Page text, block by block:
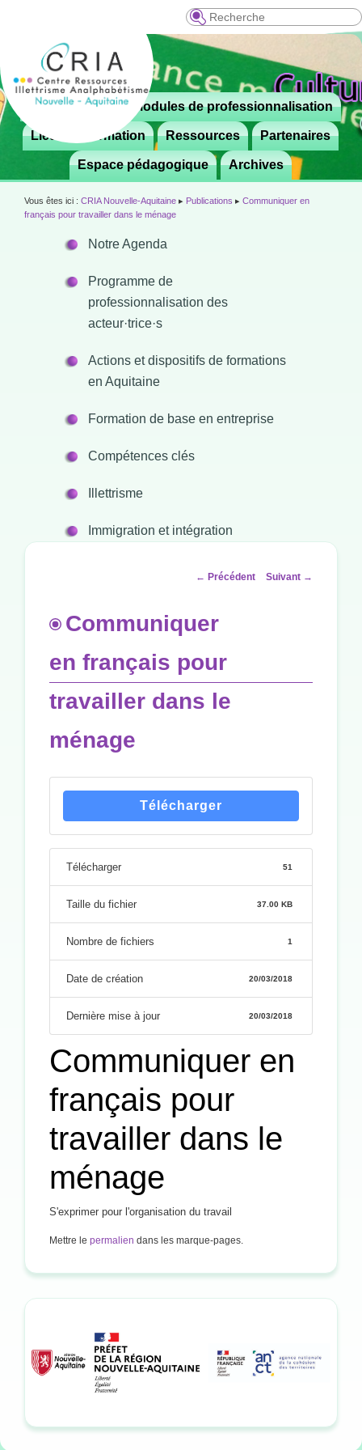
Recherche
Menu
principal
Aller
contenu
principal
 Le CRIA Modules de professionnalisation
Lieux de formation Ressources Partenaires
Espace pédagogique Archives
Vous êtes ici : CRIA Nouvelle-Aquitaine ▸ Publications ▸ Communiquer en
français pour travailler dans le ménage
Notre Agenda
Programme de
professionnalisation des
acteur·trice·s
Actions et dispositifs de formations
en Aquitaine
Formation de base en entreprise
Compétences clés
Illettrisme
Immigration et intégration
Navigation
← Précédent Suivant →
Communiquer
en français pour
travailler dans le
ménage
Télécharger
Télécharger 51
Taille du fichier 37.00 KB
Nombre de fichiers 1
Date de création 20/03/2018
Dernière mise à jour 20/03/2018
Communiquer en
français pour
travailler dans le
ménage
S'exprimer pour l'organisation du travail
Mettre le permalien dans les marque-pages.